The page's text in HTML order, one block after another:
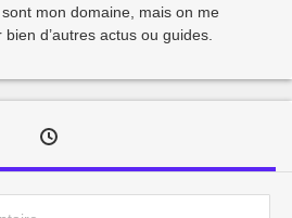
mon domaine, mais on me
bien d’autres actus ou guides.